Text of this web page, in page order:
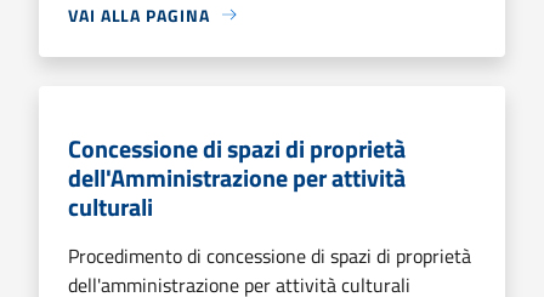
VAI ALLA PAGINA
Concessione di spazi di proprietà
dell'Amministrazione per attività
culturali
Procedimento di concessione di spazi di proprietà
dell'amministrazione per attività culturali